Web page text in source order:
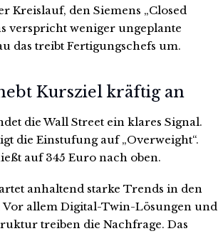
Kreislauf, den Siemens „Closed
verspricht weniger ungeplante
das treibt Fertigungschefs um.
Kursziel kräftig an
die Wall Street ein klares Signal.
die Einstufung auf „Overweight“.
auf 345 Euro nach oben.
anhaltend starke Trends in den
Vor allem Digital-Twin-Lösungen und
treiben die Nachfrage. Das